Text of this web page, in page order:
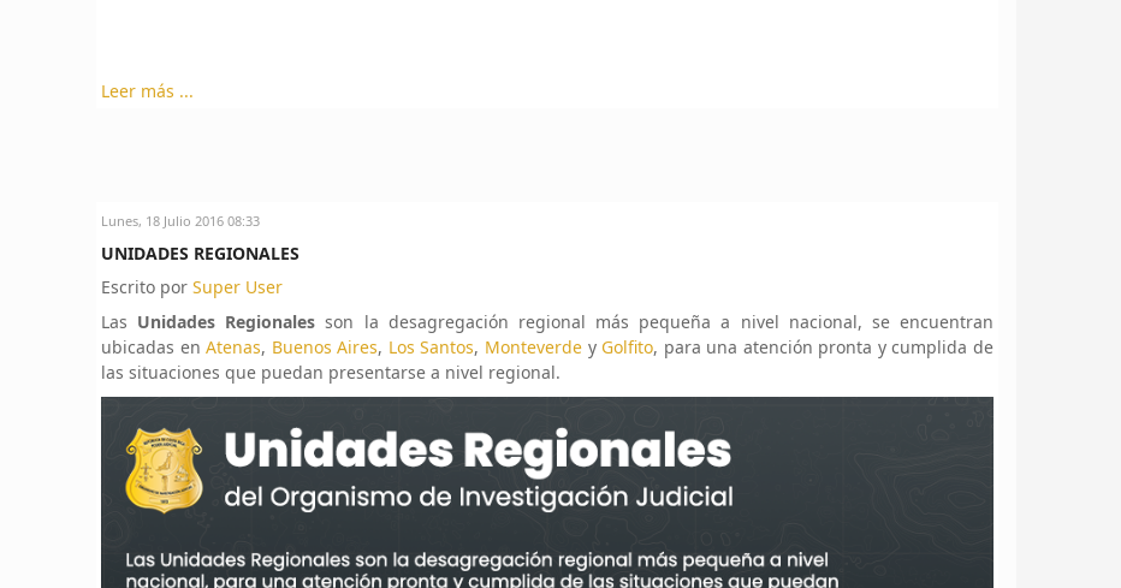
Leer más ...
Lunes, 18 Julio 2016 08:33
UNIDADES REGIONALES
Escrito por Super User
Las Unidades Regionales son la desagregación regional más pequeña a nivel nacional, se encuentran
ubicadas enAtenas, Buenos Aires, Los Santos, Monteverdey Golfito, para una atención pronta y cumplida de
las situaciones que puedan presentarse a nivel regional.